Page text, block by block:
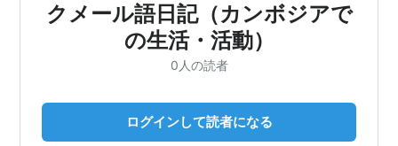
クメール語日記（カンボジアで
の生活・活動）
0人の読者
ログインして読者になる